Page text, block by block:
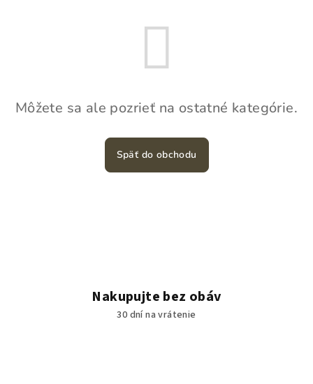
Môžete sa ale pozrieť na ostatné kategórie.
Späť do obchodu
Nakupujte bez obáv
30 dní na vrátenie